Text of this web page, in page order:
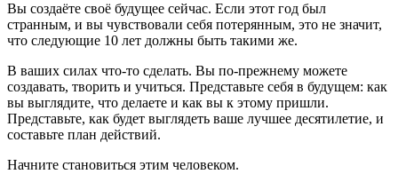
Вы создаёте своё будущее сейчас. Если этот год был
странным, и вы чувствовали себя потерянным, это не значит,
что следующие 10 лет должны быть такими же.
В ваших силах что-то сделать. Вы по-прежнему можете
создавать, творить и учиться. Представьте себя в будущем: как
вы выглядите, что делаете и как вы к этому пришли.
Представьте, как будет выглядеть ваше лучшее десятилетие, и
составьте план действий.
Начните становиться этим человеком.